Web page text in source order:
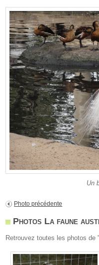
Un
Photo précédente
Photos La faune
Retrouvez toutes les photos de "